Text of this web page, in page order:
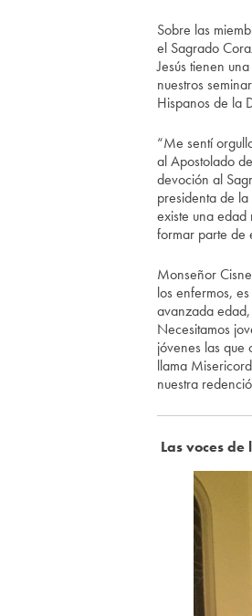
Sobre las
el Sagrado
Jesús tienen
nuestros
Hispanos de la
“Me sentí
al Apostolado
devoción al
presidenta de
existe una
formar parte de
Monseñor
los enfermos,
avanzada
Necesitamos
jóvenes las que
llama
nuestra
Las voces